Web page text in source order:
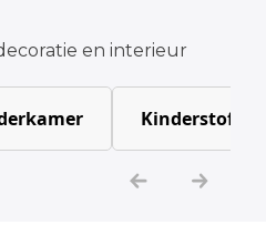
en interieur
Kinderstoffen